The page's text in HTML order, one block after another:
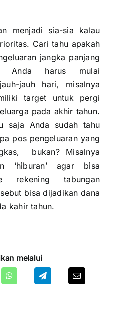
menjadi sia-sia kalau
Cari tahu apakah
jangka panjang
Anda harus mulai
jauh hari, misalnya
target untuk pergi
pada akhir tahun.
saja Anda sudah tahu
pos pengeluaran yang
bukan? Misalnya
‘hiburan’ agar bisa
rekening tabungan
bisa dijadikan dana
kahir tahun.
melalui